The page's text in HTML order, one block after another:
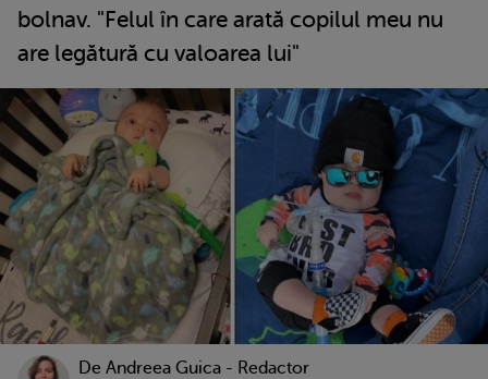
bolnav. "Felul în care arată copilul meu nu
are legătură cu valoarea lui"
De Andreea Guica - Redactor